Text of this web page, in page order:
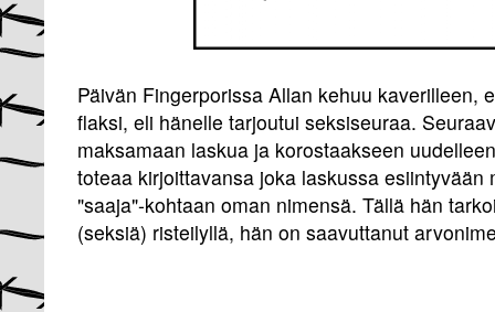
Päivän Fingerporissa Allan kehuu kaverilleen,
flaksi, eli hänelle tarjoutui seksiseuraa.
maksamaan laskua ja korostaakseen
toteaa kirjoittavansa joka laskussa esiintyvään
"saaja"-kohtaan oman nimensä. Tällä hän
(seksiä) risteilyllä, hän on saavuttanut